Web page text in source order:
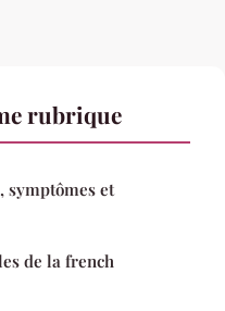
rubrique
symptômes et
de la french